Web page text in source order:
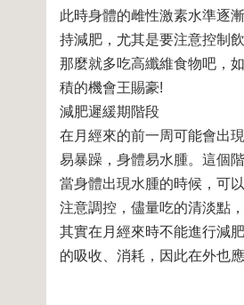
此時身體的雌性激素水準逐
持減肥，尤其是要注意控制
那麼就多吃高纖維食物吧，
積的機會王賜豪!
減肥遲緩期階段
在月經來的前一周可能會出
易暴躁，身體易水腫。這個
當身體出現水腫的時候，可
注意調控，儘量吃的清淡點
其實在月經來時不能進行減
的吸收、消耗，因此在外也